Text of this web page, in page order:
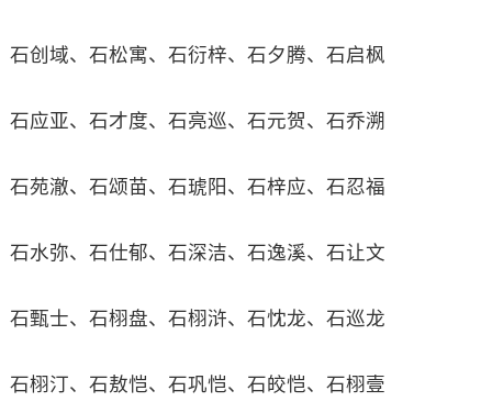
石创域、石松寓、石衍梓、石夕腾、石启枫
石应亚、石才度、石亮巡、石元贺、石乔溯
石苑澈、石颂苗、石琥阳、石梓应、石忍福
石水弥、石仕郁、石深洁、石逸溪、石让文
石甄士、石栩盘、石栩浒、石忱龙、石巡龙
石栩汀、石敖恺、石巩恺、石皎恺、石栩壹